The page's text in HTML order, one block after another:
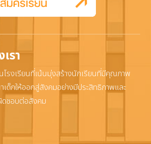
รา
นโรงเรียนที่เน้นมุ่งสร้างนักเรียนที่มีคุณภาพ
ด็กให้ออกสู่สังคมอย่างมีประสิทธิภาพและ
ดชอบต่อสังคม